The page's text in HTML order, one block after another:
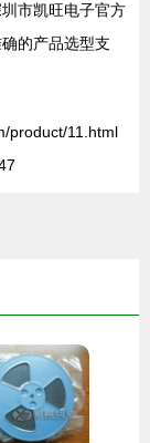
市凯旺电子官方
的产品选型支
product/11.html